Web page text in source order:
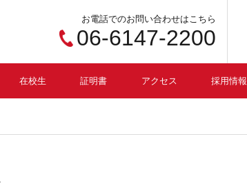
お電話でのお問い合わせはこちら
06-6147-2200
在校生 証明書 アクセス 採用情報